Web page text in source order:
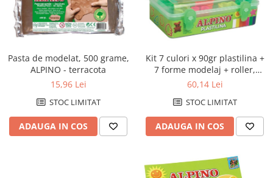
Sapunuri
Servetele
Spray-uri mobila
Rechizite scolare
Acuarele si seturi de pictura
Alte articole scolare
Articole creative pentru copii
Pasta de modelat, 500 grame,
ALPINO - terracota
15,96 Lei
STOC LIMITAT
ADAUGA IN COS
Kit 7 culori x 90gr plastilina +
7 forme modelaj + roller,
ALPINO
60,14 Lei
STOC LIMITAT
ADAUGA IN COS